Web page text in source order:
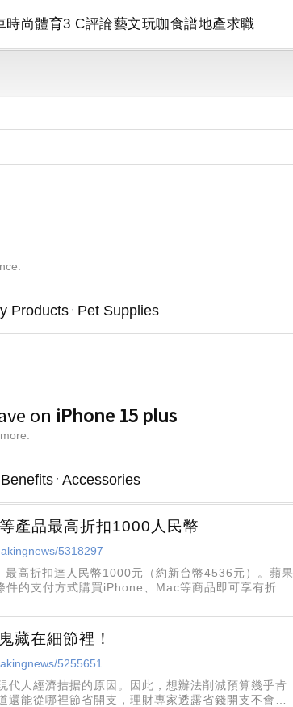
時尚體育3 C評論藝文玩咖食譜地產求職
產品最高折扣1000人民幣
5318297
高折扣達人民幣1000元（約新台幣4536元）。蘋果
的支付方式購買iPhone、Mac等商品即可享有折
藏在細節裡！
5255651
人經濟拮据的原因。因此，想辦法削減預算幾乎肯
能從哪裡節省開支，理財專家透露省錢開支不會購